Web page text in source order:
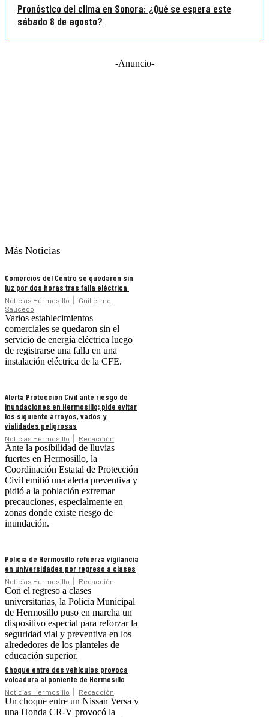
Pronóstico del clima en Sonora: ¿Qué se espera este
sábado 8 de agosto?
-Anuncio-
Más Noticias
Comercios del Centro se quedaron sin
luz por dos horas tras falla eléctrica
Noticias Hermosillo
Guillermo
Saucedo
Varios establecimientos
comerciales se quedaron sin el
servicio de energía eléctrica luego
de registrarse una falla en una
instalación eléctrica de la CFE.
Alerta Protección Civil ante riesgo de
inundaciones en Hermosillo; pide evitar
los siguiente arroyos, vados y
vialidades peligrosas
Noticias Hermosillo Redacción
Ante la posibilidad de lluvias
fuertes en Hermosillo, la
Coordinación Estatal de Protección
Civil emitió una alerta preventiva y
pidió a la población extremar
precauciones, especialmente en
zonas donde existe riesgo de
inundación.
Policía de Hermosillo refuerza vigilancia
en universidades por regreso a clases
Noticias Hermosillo Redacción
Con el regreso a clases
universitarias, la Policía Municipal
de Hermosillo puso en marcha un
dispositivo especial para reforzar la
seguridad vial y preventiva en los
alrededores de los planteles de
educación superior.
Choque entre dos vehículos provoca
volcadura al poniente de Hermosillo
Noticias Hermosillo Redacción
Un choque entre un Nissan Versa y
una Honda CR-V provocó la